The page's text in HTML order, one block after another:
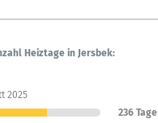
Heiztage in Jersbek:
2025
236 Tage